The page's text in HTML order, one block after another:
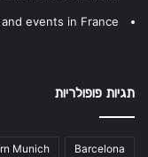
events in France
תגיות פופולריות
Barcelona
Munich